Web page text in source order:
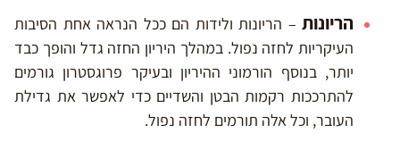
הריונות – הריונות ולידות הם ככל הנראה אחת הסיבות
העיקריות לחזה נפול. במהלך היריון החזה גדל והופך כבד
יותר, בנוסף הורמוני ההיריון ובעיקר פרוגסטרון גורמים
להתרככות רקמות הבטן והשדיים כדי לאפשר את גדילת
העובר, וכל אלה תורמים לחזה נפול.